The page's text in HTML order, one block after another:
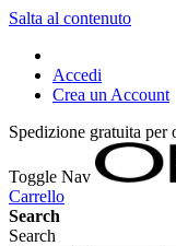
Salta al contenuto
Accedi
Crea un Account
Spedizione gratuita
Toggle Nav
Carrello
Search
Search